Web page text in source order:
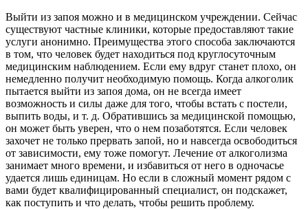
Выйти из запоя можно и в медицинском учреждении. Сейчас
существуют частные клиники, которые предоставляют такие
услуги анонимно. Преимущества этого способа заключаются
в том, что человек будет находиться под круглосуточным
медицинским наблюдением. Если ему вдруг станет плохо, он
немедленно получит необходимую помощь. Когда алкоголик
пытается выйти из запоя дома, он не всегда имеет
возможность и силы даже для того, чтобы встать с постели,
выпить воды, и т. д. Обратившись за медицинской помощью,
он может быть уверен, что о нем позаботятся. Если человек
захочет не только прервать запой, но и навсегда освободиться
от зависимости, ему тоже помогут. Лечение от алкоголизма
занимает много времени, и избавиться от него в одночасье
удается лишь единицам. Но если в сложный момент рядом с
вами будет квалифицированный специалист, он подскажет,
как поступить и что делать, чтобы решить проблему.